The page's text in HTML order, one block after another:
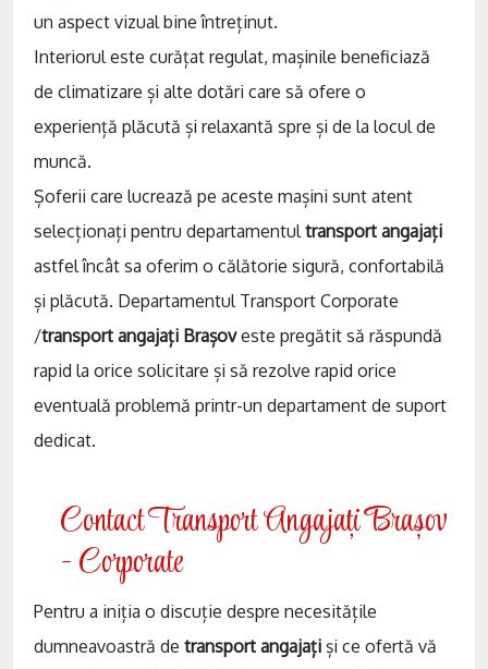
un aspect vizual bine întreținut.
Interiorul este curățat regulat, mașinile beneficiază
de climatizare și alte dotări care să ofere o
experiență plăcută și relaxantă spre și de la locul de
muncă.
Șoferii care lucrează pe aceste mașini sunt atent
selecționați pentru departamentultransport angajați
astfel încât sa oferim o călătorie sigură, confortabilă
și plăcută. Departamentul Transport Corporate
/transport angajați Brașoveste pregătit să răspundă
rapid la orice solicitare și să rezolve rapid orice
eventuală problemă printr-un departament de suport
dedicat.
Contact Transport Angajați Brașov
- Corporate
Pentru a iniția o discuție despre necesitățile
dumneavoastră detransport angajați și ce ofertă vă